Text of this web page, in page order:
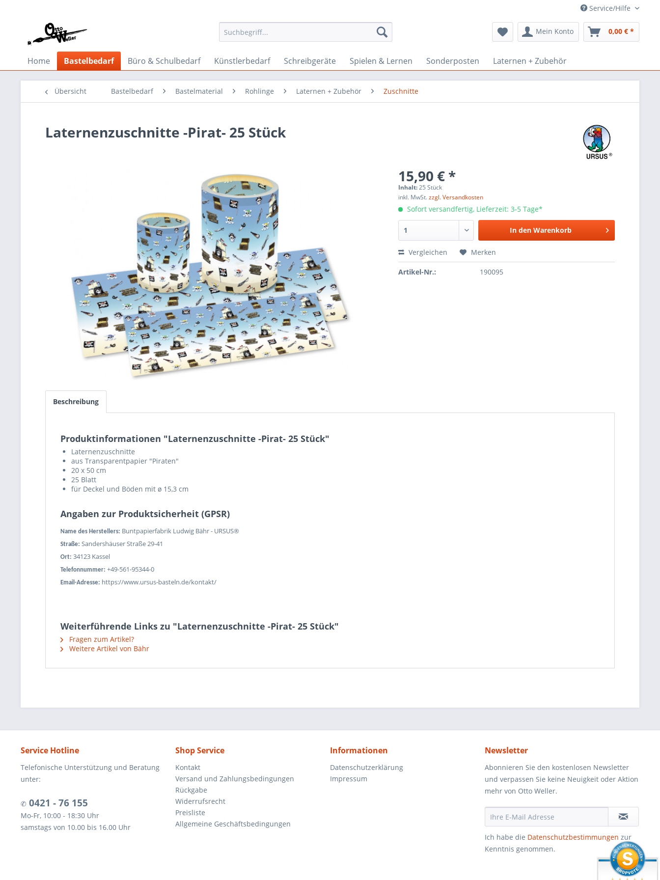
Service/Hilfe
Mein Konto 0,00 € *
Home Bastelbedarf Büro & Schulbedarf Künstlerbedarf Schreibgeräte Spielen & Lernen Sonderposten Laternen + Zubehör
Übersicht Bastelbedarf Bastelmaterial Rohlinge Laternen + Zubehör Zuschnitte
Laternenzuschnitte -Pirat- 25 Stück
15,90 € *
Inhalt:25 Stück
inkl. MwSt.zzgl. Versandkosten
Sofort versandfertig, Lieferzeit: 3-5 Tage*
In den Warenkorb
Vergleichen Merken
Artikel-Nr.: 190095
Beschreibung
Produktinformationen "Laternenzuschnitte -Pirat- 25 Stück"
Laternenzuschnitte
aus Transparentpapier "Piraten"
20 x 50 cm
25 Blatt
für Deckel und Böden mit ø 15,3 cm
Angaben zur Produktsicherheit (GPSR)
Name des Herstellers: Buntpapierfabrik Ludwig Bähr - URSUS®
Straße: Sandershäuser Straße 29-41
Ort: 34123 Kassel
Telefonnummer: +49-561-95344-0
Email-Adresse: https://www.ursus-basteln.de/kontakt/
Weiterführende Links zu "Laternenzuschnitte -Pirat- 25 Stück"
Fragen zum Artikel?
Weitere Artikel von Bähr
Service Hotline
Telefonische Unterstützung und Beratung
unter:
✆ 0421 - 76 155
Mo-Fr, 10:00 - 18:30 Uhr
samstags von 10.00 bis 16.00 Uhr
Shop Service
Kontakt
Versand und Zahlungsbedingungen
Rückgabe
Widerrufsrecht
Preisliste
Allgemeine Geschäftsbedingungen
Informationen
Datenschutzerklärung
Impressum
Newsletter
Abonnieren Sie den kostenlosen Newsletter
und verpassen Sie keine Neuigkeit oder Aktion
mehr von Otto Weller.
Ich habe die Datenschutzbestimmungen zur
Kenntnis genommen.